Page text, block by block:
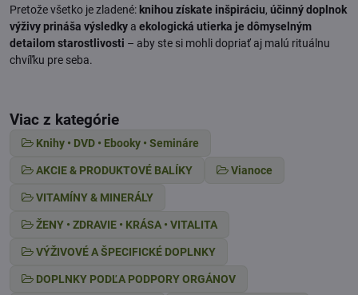
Pretože všetko je zladené: knihou získate inšpiráciu, účinný doplnok
výživy prináša výsledky a ekologická utierka je dômyselným
detailom starostlivosti – aby ste si mohli dopriať aj malú rituálnu
chvíľku pre seba.
Viac z kategórie
Knihy • DVD • Ebooky • Semináre
AKCIE & PRODUKTOVÉ BALÍKY Vianoce
VITAMÍNY & MINERÁLY
ŽENY • ZDRAVIE • KRÁSA • VITALITA
VÝŽIVOVÉ A ŠPECIFICKÉ DOPLNKY
DOPLNKY PODĽA PODPORY ORGÁNOV